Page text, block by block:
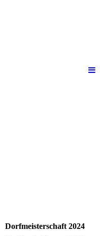
Dorfmeisterschaft 2024